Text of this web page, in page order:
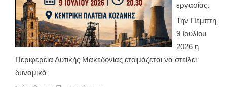
εργασίας.
Την Πέμπτη
9 Ιουλίου
2026 η
Περιφέρεια Δυτικής Μακεδονίας ετοιμάζεται να στείλει
δυναμικά